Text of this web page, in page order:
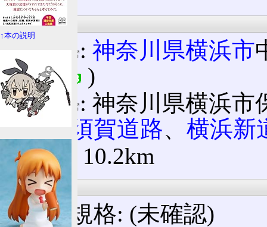
起点・終点
: 神奈川県横浜市
岸線
)
終点 : 神奈川県横浜市
浜横須賀道路、 横浜新
延長: 10.2km
設計諸元
構造規格: (未確認)
↑本の説明